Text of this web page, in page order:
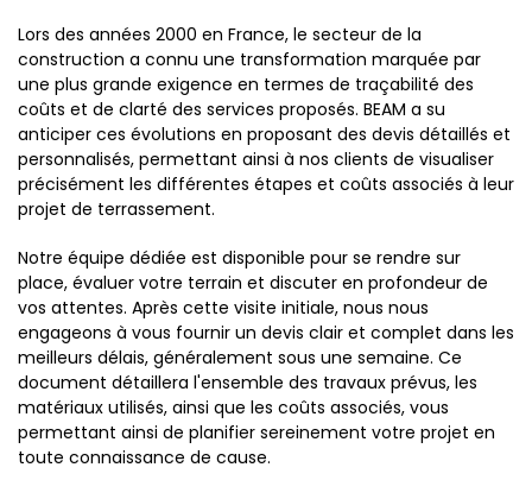
Lors des années 2000 en France, le secteur de la
construction a connu une transformation marquée par
une plus grande exigence en termes de traçabilité des
coûts et de clarté des services proposés. BEAM a su
anticiper ces évolutions en proposant des devis détaillés et
personnalisés, permettant ainsi à nos clients de visualiser
précisément les différentes étapes et coûts associés à leur
projet de terrassement.
Notre équipe dédiée est disponible pour se rendre sur
place, évaluer votre terrain et discuter en profondeur de
vos attentes. Après cette visite initiale, nous nous
engageons à vous fournir un devis clair et complet dans les
meilleurs délais, généralement sous une semaine. Ce
document détaillera l'ensemble des travaux prévus, les
matériaux utilisés, ainsi que les coûts associés, vous
permettant ainsi de planifier sereinement votre projet en
toute connaissance de cause.